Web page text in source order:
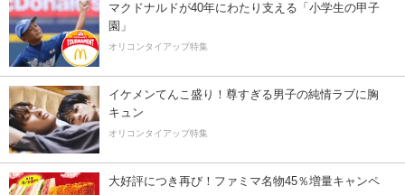
マクドナルドが40年にわたり支える「小学生の甲子
園」
オリコンタイアップ特集
イケメンてんこ盛り！尊すぎる男子の純情ラブに胸
キュン
オリコンタイアップ特集
大好評につき再び！ファミマ名物45％増量キャンペ